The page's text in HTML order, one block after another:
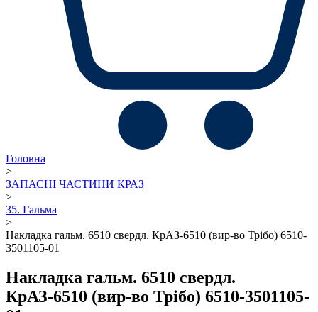
Головна
>
ЗАПАСНІ ЧАСТИНИ КРАЗ
>
35. Гальма
>
Накладка гальм. 6510 свердл. КрАЗ-6510 (вир-во Трібо) 6510-
3501105-01
Накладка гальм. 6510 свердл.
КрАЗ-6510 (вир-во Трібо) 6510-3501105-